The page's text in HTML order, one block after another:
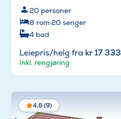
20 personer
8 rom·20 senger
4 bad
Leiepris/helg fra kr 17 333
Inkl. rengjøring
4,8 (9)